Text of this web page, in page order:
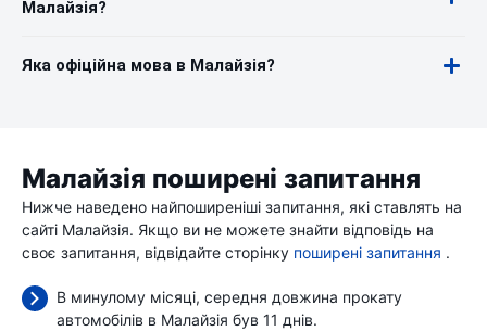
Малайзія?
Яка офіційна мова в Малайзія?
Малайзія поширені запитання
Нижче наведено найпоширеніші запитання, які ставлять на
сайті Малайзія. Якщо ви не можете знайти відповідь на
своє запитання, відвідайте сторінку поширені запитання .
В минулому місяці, середня довжина прокату
автомобілів в Малайзія був 11 днів.